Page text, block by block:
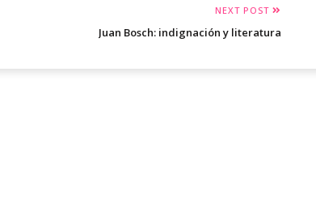
NEXT POST
Juan Bosch: indignación y literatura